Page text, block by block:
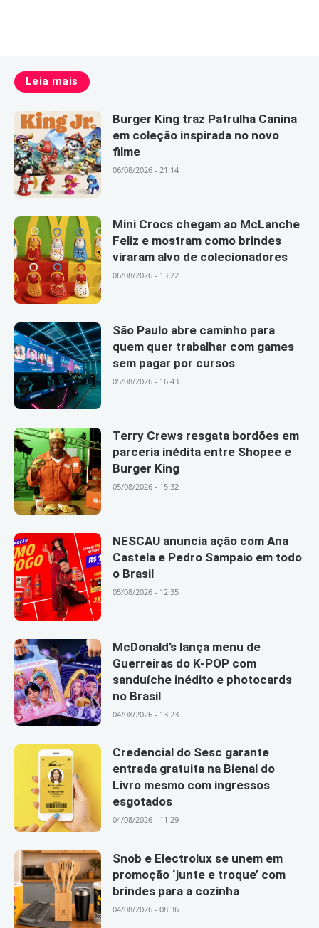
Leia mais
Burger King traz Patrulha Canina
em coleção inspirada no novo
filme
06/08/2026 - 21:14
Mini Crocs chegam ao McLanche
Feliz e mostram como brindes
viraram alvo de colecionadores
06/08/2026 - 13:22
São Paulo abre caminho para
quem quer trabalhar com games
sem pagar por cursos
05/08/2026 - 16:43
Terry Crews resgata bordões em
parceria inédita entre Shopee e
Burger King
05/08/2026 - 15:32
NESCAU anuncia ação com Ana
Castela e Pedro Sampaio em todo
o Brasil
05/08/2026 - 12:35
McDonald’s lança menu de
Guerreiras do K-POP com
sanduíche inédito e photocards
no Brasil
04/08/2026 - 13:23
Credencial do Sesc garante
entrada gratuita na Bienal do
Livro mesmo com ingressos
esgotados
04/08/2026 - 11:29
Snob e Electrolux se unem em
promoção ‘junte e troque’ com
brindes para a cozinha
04/08/2026 - 08:36